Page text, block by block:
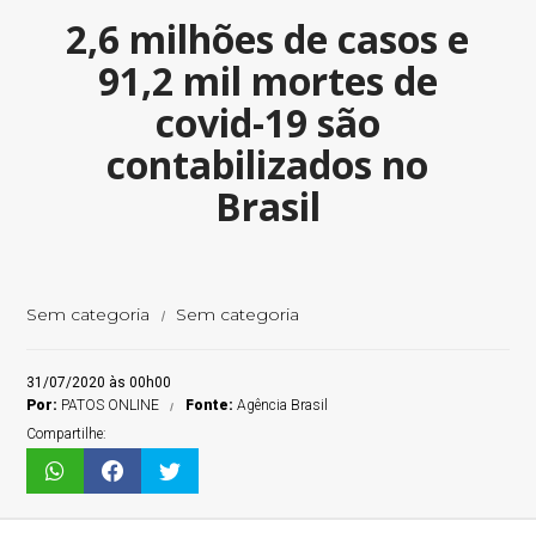
2,6 milhões de casos e
91,2 mil mortes de
covid-19 são
contabilizados no
Brasil
Sem categoria Sem categoria
31/07/2020 às 00h00
Por: PATOS ONLINE Fonte:Agência Brasil
Compartilhe: